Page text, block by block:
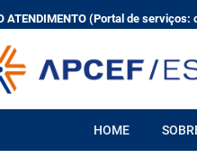
ATENDIMENTO (Portal de
HOME